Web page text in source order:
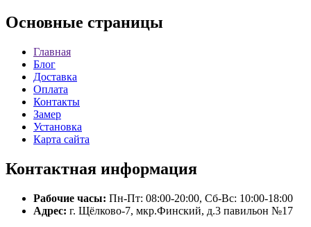
Основные страницы
Главная
Блог
Доставка
Оплата
Контакты
Замер
Установка
Карта сайта
Контактная информация
Рабочие часы: Пн-Пт: 08:00-20:00, Сб-Вс: 10:00-18:00
Адрес: г. Щёлково-7, мкр.Финский, д.3 павильон №17